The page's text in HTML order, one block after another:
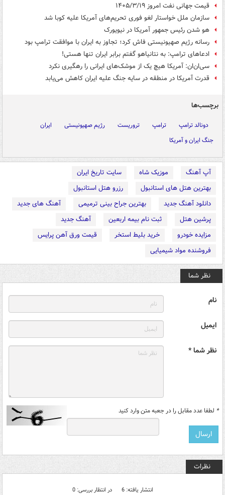
قیمت جهانی نفت امروز ۱۴۰۵/۳/۱۹
سازمان ملل خواستار لغو فوری تحریم‌های آمریکا علیه کوبا شد
هو شدن رئیس جمهور آمریکا در نیویورک
رسانه رژیم صهیونیستی فاش کرد؛ تجاوز به ایران با موافقت ترامپ بود
ادعاهای ترامپ: به نتانیاهو گفتم برابر ایران تنها هستی!
سی‌ان‌ان: آمریکا هیچ یک از موشک‌های ایرانی را رهگیری نکرد
قدرت آمریکا در منطقه در سایه جنگ علیه ایران کاهش می‌یابد
برچسب‌ها
دونالد ترامپ ترامپ تروریست رژیم صهیونیستی
ایران
جنگ ایران و آمریکا
آپ آهنگ موزیک شاه
سایت تاریخ ایران
بهترین هتل های استانبول
رزرو هتل استانبول
دانلود آهنگ جدید
بهترین جراح بینی ترمیمی
آهنگ های جدید
پرشین هتل
ثبت نام بیمه اربعین
آهنگ جدید
مزایده خودرو
خرید بلیط استخر
قیمت ورق آهن پرایس
فروشنده مواد شیمیایی
نظر شما
نام
ایمیل
نظر شما *
* لطفا عدد مقابل را در جعبه متن وارد کنید
نظرات
انتشار یافته: 6 در انتظار بررسی: 0